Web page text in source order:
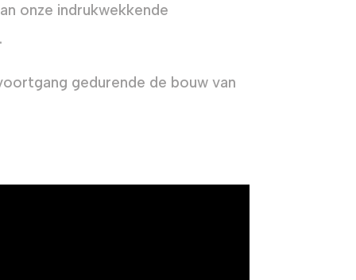
onze indrukwekkende
gedurende de bouw van